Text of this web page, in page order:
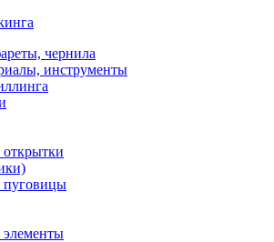
чернила
инструменты
пуговицы
элементы